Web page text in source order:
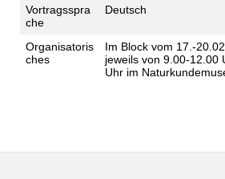
Vortragsspra
che
Deutsch
Organisatoris
ches
Im Block vom 17.-
jeweils von 9.00-12.00
Uhr im